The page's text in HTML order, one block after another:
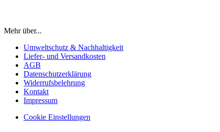
Mehr über...
Umweltschutz & Nachhaltigkeit
Liefer- und Versandkosten
AGB
Datenschutzerklärung
Widerrufsbelehrung
Kontakt
Impressum
Cookie Einstellungen